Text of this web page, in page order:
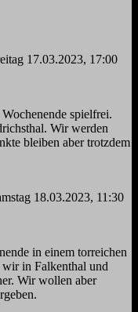
17.03.2023, 17:00
spielfrei.
Wir werden
bleiben aber trotzdem
18.03.2023, 11:30
in einem torreichen
wir in Falkenthal und
Wir wollen aber